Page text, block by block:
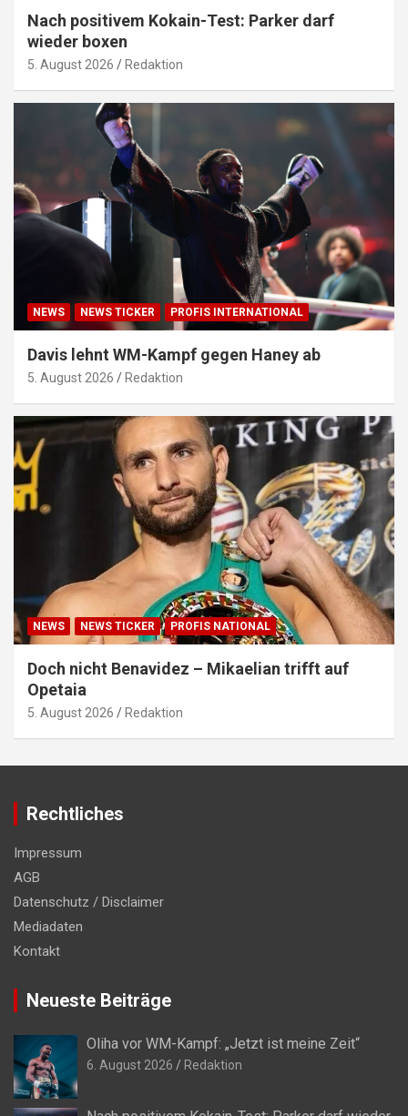
Nach positivem Kokain-Test: Parker darf
wieder boxen
5. August 2026 Redaktion
NEWS NEWS TICKER PROFIS INTERNATIONAL
Davis lehnt WM-Kampf gegen Haney ab
5. August 2026 Redaktion
NEWS NEWS TICKER PROFIS NATIONAL
Doch nicht Benavidez – Mikaelian trifft auf
Opetaia
5. August 2026 Redaktion
Rechtliches
Impressum
AGB
Datenschutz / Disclaimer
Mediadaten
Kontakt
Neueste Beiträge
Oliha vor WM-Kampf: „Jetzt ist meine Zeit“
6. August 2026 Redaktion